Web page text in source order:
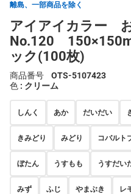
離島、一部商品を除く
アイアイカラー
No.120
ック(100枚)
商品番号
OTS-5107423
色 : クリーム
しんく あか だいだい
きみどり みどり コバルト
ぼたん うすもも うすだい
みず ふじ やまぶき レ